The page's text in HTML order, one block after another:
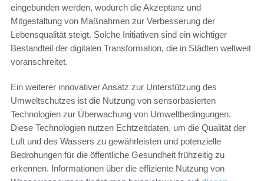
eingebunden werden, wodurch die Akzeptanz und
Mitgestaltung von Maßnahmen zur Verbesserung der
Lebensqualität steigt. Solche Initiativen sind ein wichtiger
Bestandteil der digitalen Transformation, die in Städten weltweit
voranschreitet.
Ein weiterer innovativer Ansatz zur Unterstützung des
Umweltschutzes ist die Nutzung von sensorbasierten
Technologien zur Überwachung von Umweltbedingungen.
Diese Technologien nutzen Echtzeitdaten, um die Qualität der
Luft und des Wassers zu gewährleisten und potenzielle
Bedrohungen für die öffentliche Gesundheit frühzeitig zu
erkennen. Informationen über die effiziente Nutzung von